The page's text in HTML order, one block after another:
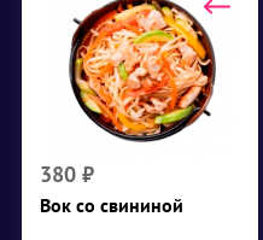
380 ₽
Вок со свининой
Вок со свининой
380
₽